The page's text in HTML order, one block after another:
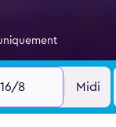
8 Midi